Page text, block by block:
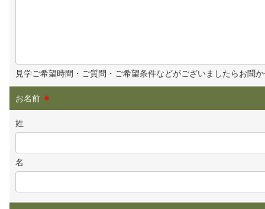
見学ご希望時間・ご質問・ご希望条件などがございましたらお聞
お名前 ※
姓
名